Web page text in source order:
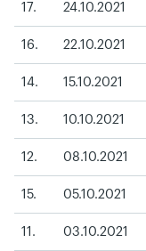
17. 24.10.2021
16. 22.10.2021
14. 15.10.2021
13. 10.10.2021
12. 08.10.2021
15. 05.10.2021
11. 03.10.2021